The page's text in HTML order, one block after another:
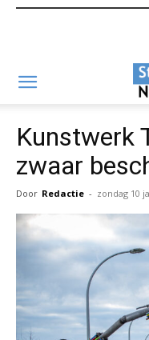
Kunstwerk
zwaar
Door Redactie - zondag 10